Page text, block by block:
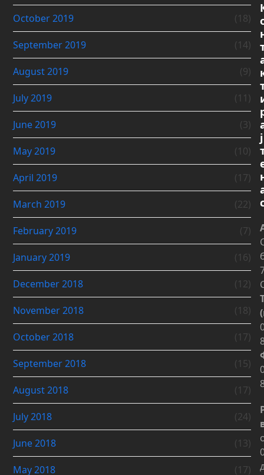
October 2019 (18)
September 2019 (14)
August 2019 (9)
July 2019 (11)
June 2019 (3)
May 2019 (10)
April 2019 (17)
March 2019 (22)
February 2019 (7)
January 2019 (16)
December 2018 (12)
November 2018 (18)
October 2018 (17)
September 2018 (15)
August 2018 (17)
July 2018 (24)
June 2018 (13)
May 2018 (17)
ј